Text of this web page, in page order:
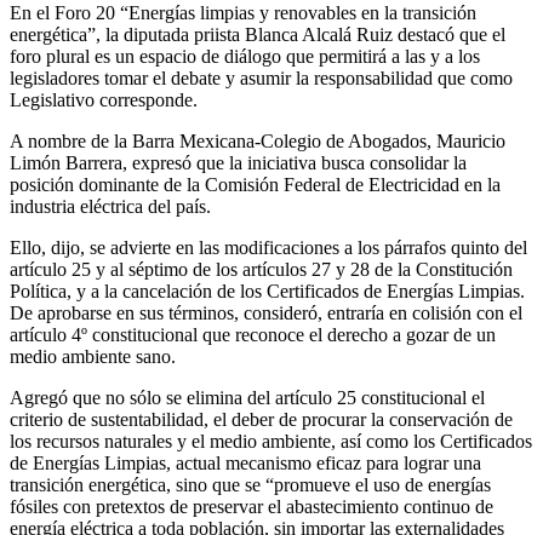
En el Foro 20 “Energías limpias y renovables en la transición
energética”, la diputada priista Blanca Alcalá Ruiz destacó que el
foro plural es un espacio de diálogo que permitirá a las y a los
legisladores tomar el debate y asumir la responsabilidad que como
Legislativo corresponde.
A nombre de la Barra Mexicana-Colegio de Abogados, Mauricio
Limón Barrera, expresó que la iniciativa busca consolidar la
posición dominante de la Comisión Federal de Electricidad en la
industria eléctrica del país.
Ello, dijo, se advierte en las modificaciones a los párrafos quinto del
artículo 25 y al séptimo de los artículos 27 y 28 de la Constitución
Política, y a la cancelación de los Certificados de Energías Limpias.
De aprobarse en sus términos, consideró, entraría en colisión con el
artículo 4º constitucional que reconoce el derecho a gozar de un
medio ambiente sano.
Agregó que no sólo se elimina del artículo 25 constitucional el
criterio de sustentabilidad, el deber de procurar la conservación de
los recursos naturales y el medio ambiente, así como los Certificados
de Energías Limpias, actual mecanismo eficaz para lograr una
transición energética, sino que se “promueve el uso de energías
fósiles con pretextos de preservar el abastecimiento continuo de
energía eléctrica a toda población, sin importar las externalidades